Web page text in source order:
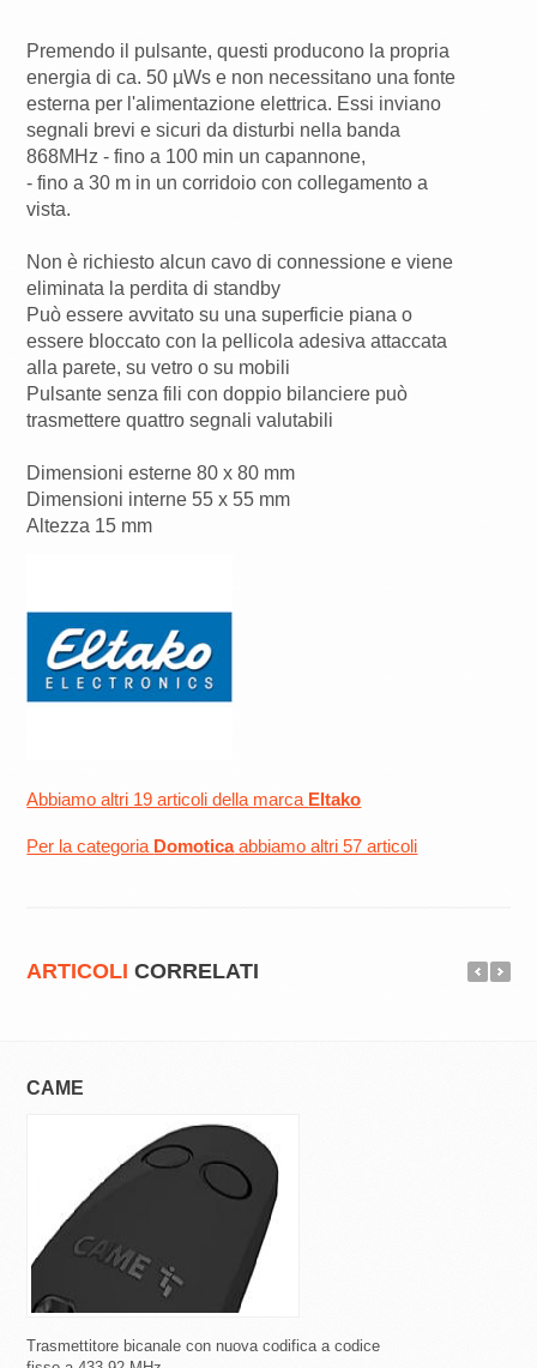
Premendo il pulsante, questi producono la propria
energia di ca. 50 µWs e non necessitano una fonte
esterna per l'alimentazione elettrica. Essi inviano
segnali brevi e sicuri da disturbi nella banda
868MHz - fino a 100 min un capannone,
- fino a 30 m in un corridoio con collegamento a
vista.
Non è richiesto alcun cavo di connessione e viene
eliminata la perdita di standby
Può essere avvitato su una superficie piana o
essere bloccato con la pellicola adesiva attaccata
alla parete, su vetro o su mobili
Pulsante senza fili con doppio bilanciere può
trasmettere quattro segnali valutabili
Dimensioni esterne 80 x 80 mm
Dimensioni interne 55 x 55 mm
Altezza 15 mm
Abbiamo altri 19 articoli della marca Eltako
Per la categoria Domoticaabbiamo altri 57 articoli
ARTICOLI CORRELATI
CAME
Trasmettitore bicanale con nuova codifica a codice